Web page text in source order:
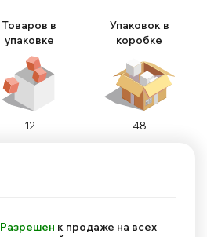
Разрешен к продаже на всех
Товаров в
упаковке
Упаковок в
коробке
12 48